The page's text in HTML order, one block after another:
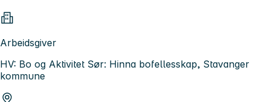
Arbeidsgiver
HV: Bo og Aktivitet Sør: Hinna bofellesskap, Stavanger
kommune